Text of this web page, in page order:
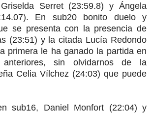
Serret (23:59.8) y Ángela
En sub20 bonito duelo y
se presenta con la presencia de
(23:51) y la citada Lucía Redondo
primera le ha ganado la partida en
anteriores, sin olvidarnos de la
Celia Vílchez (24:03) que puede
sub16, Daniel Monfort (22:04) y